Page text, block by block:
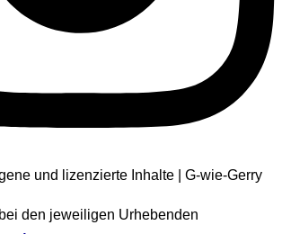
und lizenzierte Inhalte | G-wie-Gerry
den jeweiligen Urhebenden